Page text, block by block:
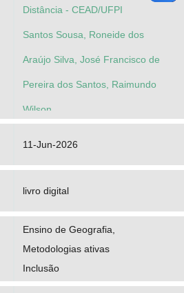
Distância - CEAD/UFPI
Santos Sousa, Roneide dos
Araújo Silva, José Francisco de
Pereira dos Santos, Raimundo
Wilson
11-Jun-2026
livro digital
Ensino de Geografia,
Metodologias ativas
Inclusão